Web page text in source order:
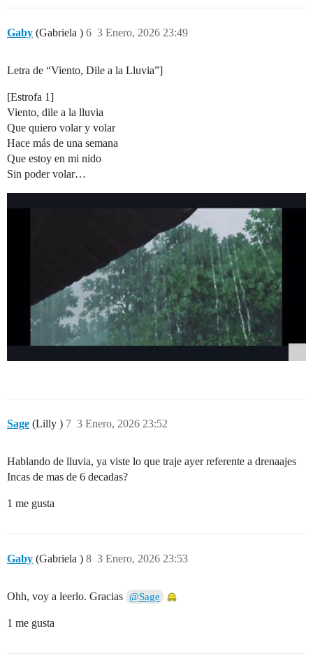
Gaby (Gabriela ) 3 Enero, 2026 23:49
6
Letra de “Viento, Dile a la Lluvia”]
[Estrofa 1]
Viento, dile a la lluvia
Que quiero volar y volar
Hace más de una semana
Que estoy en mi nido
Sin poder volar…
Sage (Lilly ) 3 Enero, 2026 23:52
7
Hablando de lluvia, ya viste lo que traje ayer referente a drenaajes
Incas de mas de 6 decadas?
1 me gusta
Gaby (Gabriela ) 3 Enero, 2026 23:53
8
Ohh, voy a leerlo. Gracias @Sage
1 me gusta